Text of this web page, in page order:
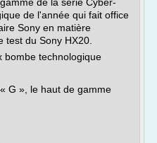
de l'année qui fait office
Sony en matière
test du Sony HX20.
bombe technologique
G », le haut de gamme